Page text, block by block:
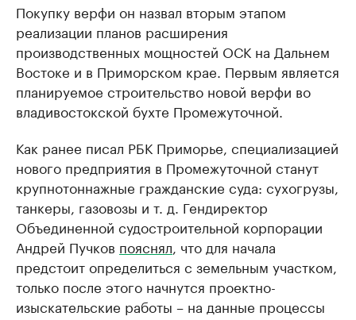
Покупку верфи он назвал вторым этапом
реализации планов расширения
производственных мощностей ОСК на Дальнем
Востоке и в Приморском крае. Первым является
планируемое строительство новой верфи во
владивостокской бухте Промежуточной.
Как ранее писал РБК Приморье, специализацией
нового предприятия в Промежуточной станут
крупнотоннажные гражданские суда: сухогрузы,
танкеры, газовозы и т. д. Гендиректор
Объединенной судостроительной корпорации
Андрей Пучков пояснял, что для начала
предстоит определиться с земельным участком,
только после этого начнутся проектно-
изыскательские работы – на данные процессы